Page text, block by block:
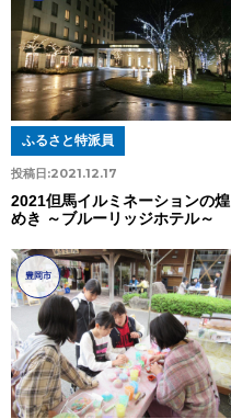
投稿日:2021.12.17
ふるさと特派員
2021但馬イルミネーションの煌
めき ～ブルーリッジホテル～
豊岡市